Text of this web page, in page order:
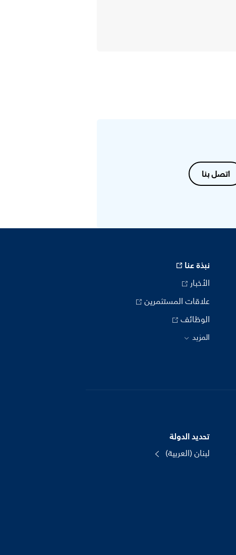
اتصل بنا
نبذة عنا
الأخبار
علاقات المستثمرين
الوظائف
المزيد
تحديد الدولة
لبنان (العربية)